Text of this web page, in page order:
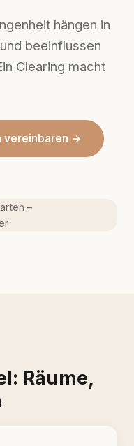
hängen in
beeinflussen
Clearing macht
vereinbaren →
Räume,